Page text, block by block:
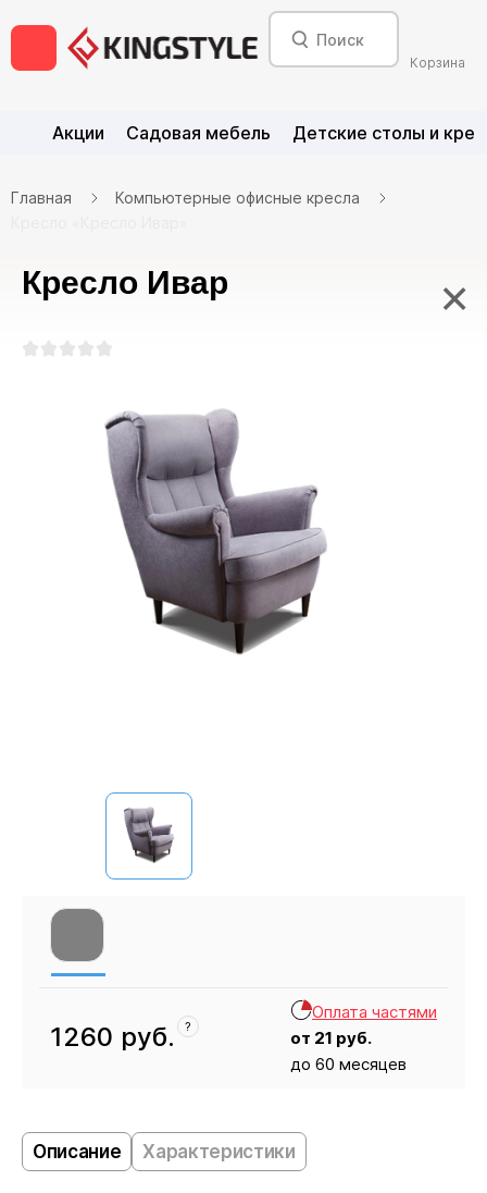
Корзина
Акции Садовая мебель Детские столы и
Главная
Компьютерные офисные кресла
Кресло Ивар
1260 руб. ?
Оплата частями
от 21 руб.
до 60 месяцев
Описание Характеристики
×